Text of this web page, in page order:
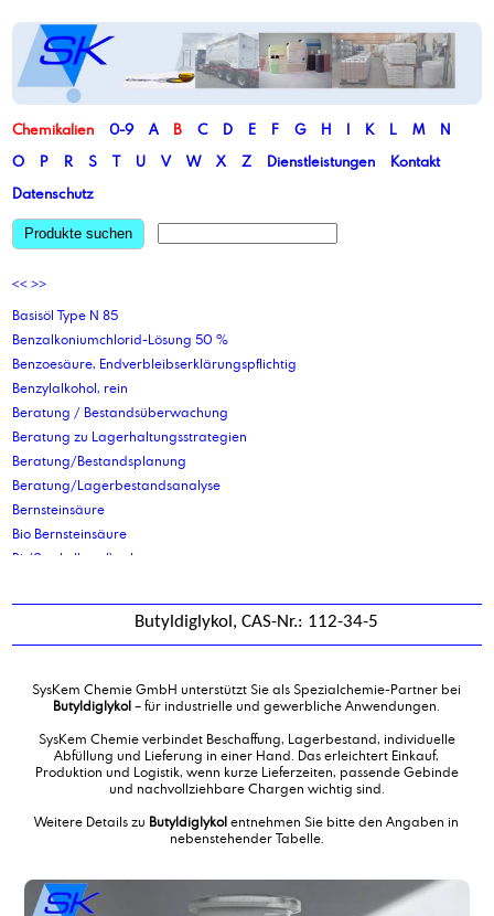
Chemikalien 0-9 A B C D E F G H I K L M
N
O
P R S T U V W X Z Dienstleistungen
Kontakt
Datenschutz
Produkte suchen
<< >>
Basisöl Type N 85
Benzalkoniumchlorid-Lösung 50 %
Benzoesäure, Endverbleibserklärungspflichtig
Benzylalkohol, rein
Beratung / Bestandsüberwachung
Beratung zu Lagerhaltungsstrategien
Beratung/Bestandsplanung
Beratung/Lagerbestandsanalyse
Bernsteinsäure
Bio Bernsteinsäure
Bis(2-ethylhexyl) sebacat
Bisphenol A
Butyldiglykol
Butyloleat
Butylstearat
Butyldiglykol, CAS-Nr.: 112-34-5
SysKem Chemie GmbH unterstützt Sie als Spezialchemie-Partner bei
Butyldiglykol– für industrielle und gewerbliche Anwendungen.
SysKem Chemie verbindet Beschaffung, Lagerbestand, individuelle
Abfüllung und Lieferung in einer Hand. Das erleichtert Einkauf,
Produktion und Logistik, wenn kurze Lieferzeiten, passende Gebinde
und nachvollziehbare Chargen wichtig sind.
Weitere Details zu Butyldiglykolentnehmen Sie bitte den Angaben in
nebenstehender Tabelle.